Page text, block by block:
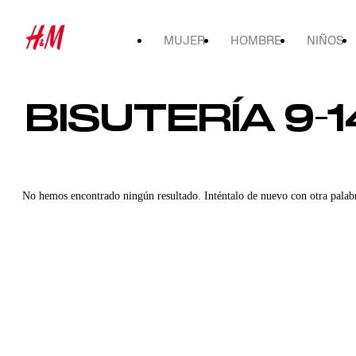
MUJER HOMBRE NIÑOS
BISUTERÍA 9-
No hemos encontrado ningún resultado. Inténtalo de nuevo con otra